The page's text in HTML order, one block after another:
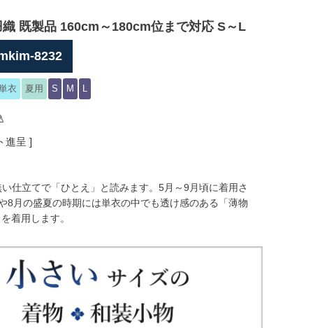
既製品 160cm～180cm位まで対応 S～L
8232
衣 夏用 S M L
進呈 ]
仕立てで「ひとえ」と読みます。5月～9月頃に着用さ
8月の盛夏の時期には単衣の中でも透け感のある「薄物
着用します。